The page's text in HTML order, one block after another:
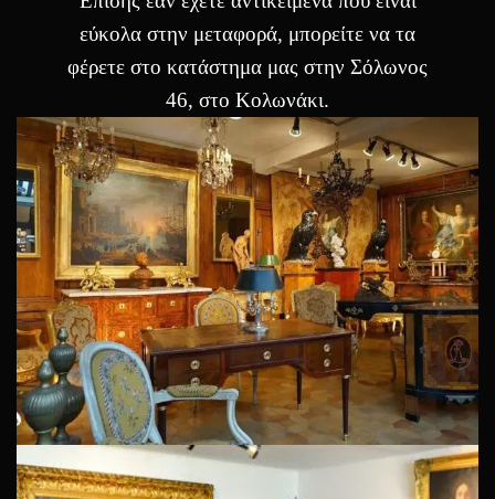
εύκολα στην μεταφορά, μπορείτε να τα
φέρετε στο κατάστημα μας στην Σόλωνος
46, στο Κολωνάκι.